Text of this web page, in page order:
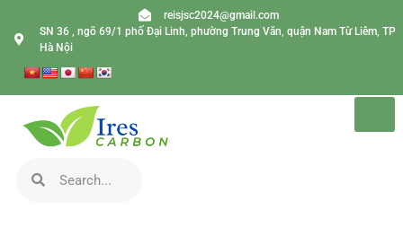
reisjsc2024@gmail.com
SN 36 , ngõ 69/1 phố Đại Linh, phường Trung Văn, quận Nam Từ Liêm, TP
Hà Nội